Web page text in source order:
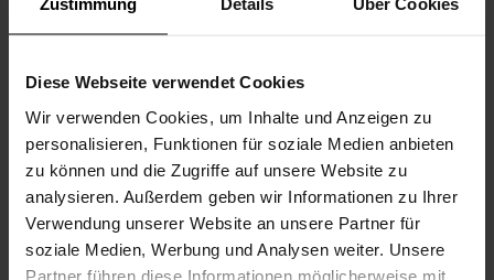
Diese Webseite verwendet Cookies
Wir verwenden Cookies, um Inhalte und Anzeigen zu
personalisieren, Funktionen für soziale Medien anbieten
zu können und die Zugriffe auf unsere Website zu
analysieren. Außerdem geben wir Informationen zu Ihrer
Verwendung unserer Website an unsere Partner für
soziale Medien, Werbung und Analysen weiter. Unsere
Partner führen diese Informationen möglicherweise mit
KONTAKT
Langer, Axel
Blumenstr. 8
33824 Werther
05203-34 13
05203-91 83 36